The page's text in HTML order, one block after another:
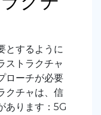
とするように
ストラクチャ
ローチが必要
クチャは、信
あります ：5G